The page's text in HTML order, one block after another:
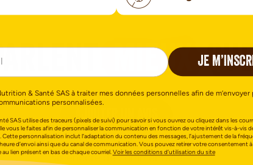
mieux
AJOUTER UN AVIS
Pas encore de commentaire.
JE
& Santé SAS à traiter mes données personnelles afin de m’envoyer
personnalisées.
SAS utilise des traceurs (pixels de suivi) pour savoir si vous ouvrez ou cliquez dans les
vous le faites afin de personnaliser la communication en fonction de votre intérêt vis-à-vis
Cette personnalisation inclut l’adaptation du contenu des messages, l’ajustement de la
d’envoi ainsi que du canal de communication. Vous pouvez retirer votre consentement
lien présent en bas de chaque courriel.Voir les conditions d’utilisation du site